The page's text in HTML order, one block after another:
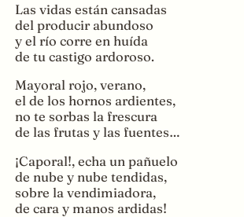
Las vidas están cansadas
del producir abundoso
y el río corre en huída
de tu castigo ardoroso.
Mayoral rojo, verano,
el de los hornos ardientes,
no te sorbas la frescura
de las frutas y las fuentes…
¡Caporal!, echa un pañuelo
de nube y nube tendidas,
sobre la vendimiadora,
de cara y manos ardidas!